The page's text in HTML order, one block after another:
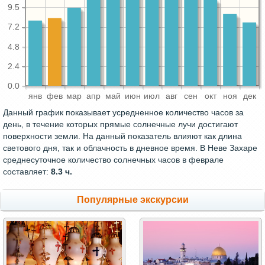
янв фев мар апр май июн июл авг сен окт ноя дек
0.0
2.4
4.8
7.2
9.5
Данный график показывает усредненное количество часов за
день, в течение которых прямые солнечные лучи достигают
поверхности земли. На данный показатель влияют как длина
светового дня, так и облачность в дневное время. В Неве Захаре
среднесуточное количество солнечных часов в феврале
составляет: 8.3 ч.
Популярные экскурсии